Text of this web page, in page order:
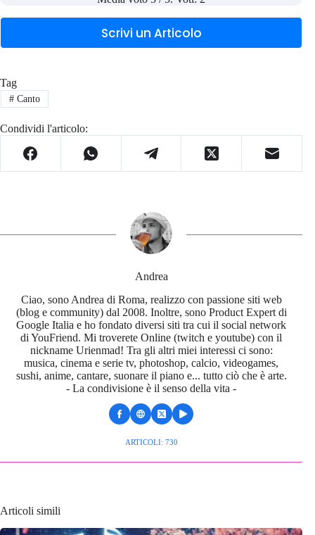
Scrivi un Articolo
Tag
#Canto
Condividi l'articolo:
Andrea
Ciao, sono Andrea di Roma, realizzo con passione siti web
(blog e community) dal 2008. Inoltre, sono Product Expert di
Google Italia e ho fondato diversi siti tra cui il social network
di YouFriend. Mi troverete Online (twitch e youtube) con il
nickname Urienmad! Tra gli altri miei interessi ci sono:
musica, cinema e serie tv, photoshop, calcio, videogames,
sushi, anime, cantare, suonare il piano e... tutto ciò che è arte.
- La condivisione è il senso della vita -
ARTICOLI: 730
Articoli simili